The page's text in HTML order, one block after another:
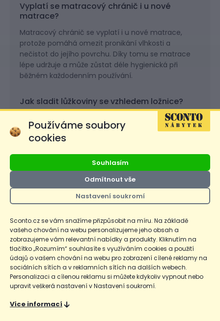
Vyplatí se matracový chránič i u nové
matrace?
Matracový chránič se vyplatí i u nové matrace,
protože pomáhá omezit pronikání vlhkosti a
nečistot do jejího povrchu. Díky tomu se matrace
lépe udržuje a může zůstat déle hygienická při
běžném každodenním používání.
Jak sladit lůžkoviny se vzhledem ložnice?
Lůžkoviny slaďte podle barvy postele, nábytku a
celkové atmosféry místnosti. Neutrální odstíny
působí klidně, zatímco výraznější povlečení nebo
Co zvolit do pokoje pro hosty?
Do pokoje pro hosty se hodí snadno udržovatelné
ložní prádlo, univerzální přikrývka a přehoz, který
barvy a materiály, které vyhovují většině lidí.
Jak často měnit ložní prádlo v běžné
domácnosti?
Ložní prádlo je vhodné měnit pravidelně podle
intenzity používání, pocení a domácích zvyklostí. V
domácnosti s dětmi, alergiky nebo zvířaty se vyplatí
prát povlečení a prostěradla častěji.
Používáme soubory
cookies
Souhlasím
Odmítnout vše
Nastavení soukromí
Sconto.cz se vám snažíme přizpůsobit na míru. Na základě
vašeho chování na webu personalizujeme jeho obsah a
zobrazujeme vám relevantní nabídky a produkty. Kliknutím na
tlačítko „Rozumím“ souhlasíte s využíváním cookies a použití
údajů o vašem chování na webu pro zobrazení cílené reklamy na
sociálních sítích a v reklamních sítích na dalších webech.
Personalizaci a cílenou reklamu si můžete kdykoliv vypnout nebo
upravit veškerá nastavení v Nastavení soukromí.
Více informací